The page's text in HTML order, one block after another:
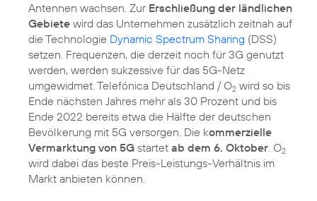
Antennen wachsen. Zur Erschließung der ländlichen
Gebiete wird das Unternehmen zusätzlich zeitnah auf
die Technologie Dynamic Spectrum Sharing (DSS)
setzen. Frequenzen, die derzeit noch für 3G genutzt
werden, werden sukzessive für das 5G-Netz
umgewidmet. Telefónica Deutschland / O2 wird so bis
Ende nächsten Jahres mehr als 30 Prozent und bis
Ende 2022 bereits etwa die Hälfte der deutschen
Bevölkerung mit 5G versorgen. Die kommerzielle
Vermarktung von 5G startet ab dem 6. Oktober . O2
wird dabei das beste Preis-Leistungs-Verhältnis im
Markt anbieten können.